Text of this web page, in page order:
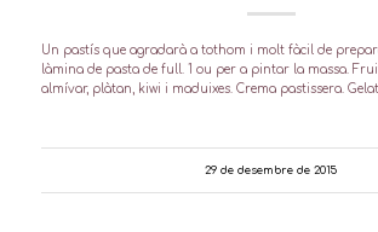
Un pastís que agradarà a tothom i molt fàcil de
làmina de pasta de full. 1 ou per a pintar la massa.
almívar, plàtan, kiwi i maduixes. Crema pastissera.
29 de desembre de 2015